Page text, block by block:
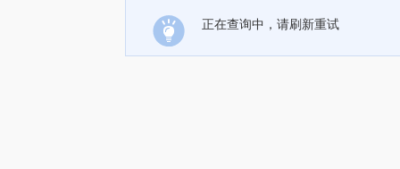
正在查询中，请刷新重试